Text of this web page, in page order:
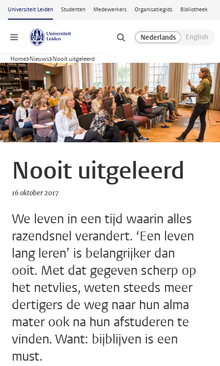
Ga naar hoofdinhoud
Universiteit Leiden Studenten Medewerkers Organisatiegids Bibliotheek
Menu
Home Nieuws Nooit uitgeleerd
Nooit uitgeleerd
16 oktober 2017
We leven in een tijd waarin alles
razendsnel verandert. ‘Een leven
lang leren’ is belangrijker dan
ooit. Met dat gegeven scherp op
het netvlies, weten steeds meer
dertigers de weg naar hun alma
mater ook na hun afstuderen te
vinden. Want: bijblijven is een
must.